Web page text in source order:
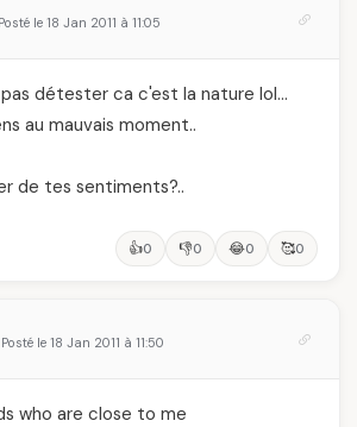
Posté le 18 Jan 2011 à 11:05
détester ca c'est la nature lol…
au mauvais moment..
de tes sentiments?..
👍0 👎0 😂0 🥰0
Posté le 18 Jan 2011 à 11:50
who are close to me